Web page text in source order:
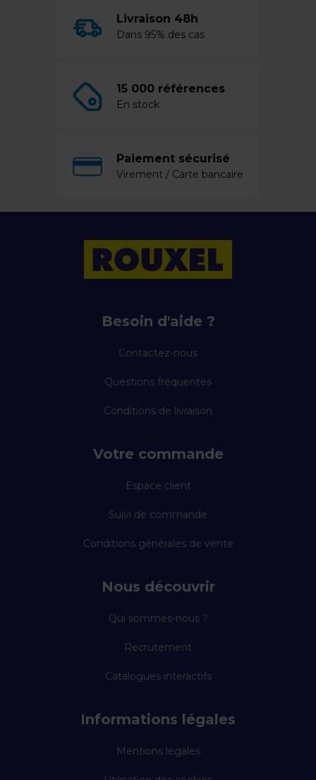
Livraison 48h
Dans 95% des cas
15 000 références
En stock
Paiement sécurisé
Virement / Carte bancaire
Besoin d'aide ?
Contactez-nous
Questions fréquentes
Conditions de livraison
Votre commande
Espace client
Suivi de commande
Conditions générales de vente
Nous découvrir
Qui sommes-nous ?
Recrutement
Catalogues interactifs
Informations légales
Mentions légales